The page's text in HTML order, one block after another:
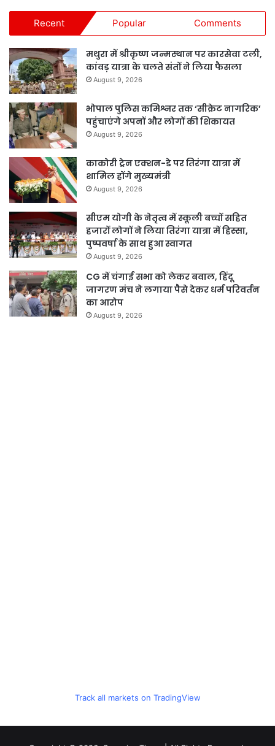
Recent Popular Comments
मथुरा में श्रीकृष्ण जन्मस्थान पर कारसेवा टली,
कांवड़ यात्रा के चलते संतों ने लिया फैसला
August 9, 2026
भोपाल पुलिस कमिश्नर तक ‘सीक्रेट नागरिक’
पहुंचाएंगे अपनों और लोगों की शिकायत
August 9, 2026
काकोरी ट्रेन एक्शन-डे पर तिरंगा यात्रा में
शामिल होंगे मुख्यमंत्री
August 9, 2026
सीएम योगी के नेतृत्व में स्कूली बच्चों सहित
हजारों लोगों ने लिया तिरंगा यात्रा में हिस्सा,
पुष्पवर्षा के साथ हुआ स्वागत
August 9, 2026
CG में चंगाई सभा को लेकर बवाल, हिंदू
जागरण मंच ने लगाया पैसे देकर धर्म परिवर्तन
का आरोप
August 9, 2026
Track all markets on TradingView